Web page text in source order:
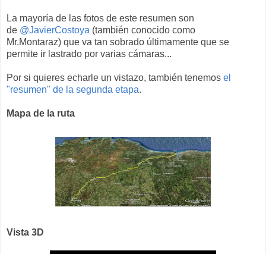
La mayoría de las fotos de este resumen son
de @JavierCostoya (también conocido como
Mr.Montaraz) que va tan sobrado últimamente que se
permite ir lastrado por varias cámaras...
Por si quieres echarle un vistazo, también tenemos el
"resumen" de la segunda etapa.
Mapa de la ruta
Vista 3D